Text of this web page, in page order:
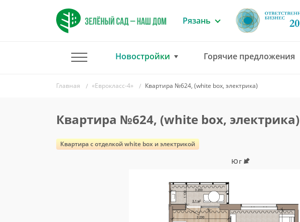
Рязань
Новостройки Горячие предложения
Главная «Еврокласс-4» Квартира №624, (white box, электрика)
Квартира №624, (white box, электрика)
Квартира c отделкой white box и электрикой
Юг